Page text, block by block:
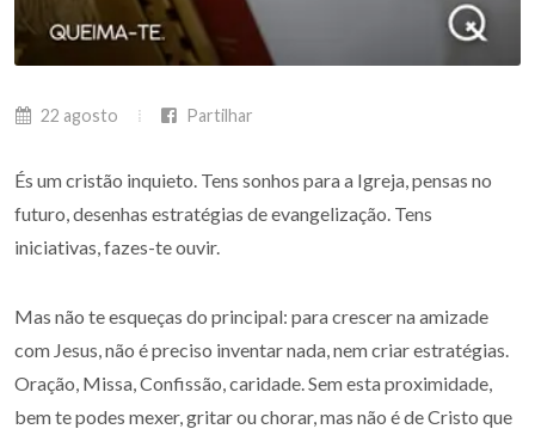
22 agosto Partilhar
És um cristão inquieto. Tens sonhos para a Igreja, pensas no
futuro, desenhas estratégias de evangelização. Tens
iniciativas, fazes-te ouvir.
Mas não te esqueças do principal: para crescer na amizade
com Jesus, não é preciso inventar nada, nem criar estratégias.
Oração, Missa, Confissão, caridade. Sem esta proximidade,
bem te podes mexer, gritar ou chorar, mas não é de Cristo que